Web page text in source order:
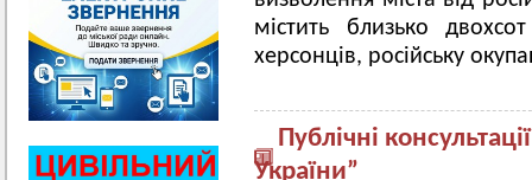
містить близько
херсонців, російську
Публічні
України”